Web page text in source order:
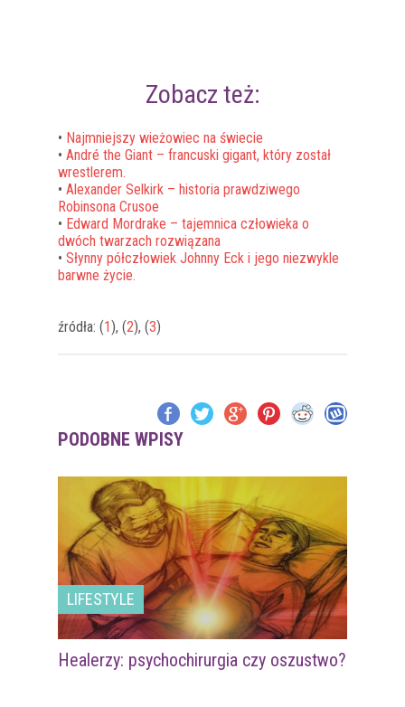
Zobacz też:
• Najmniejszy wieżowiec na świecie
• André the Giant – francuski gigant, który został
wrestlerem.
• Alexander Selkirk – historia prawdziwego
Robinsona Crusoe
• Edward Mordrake – tajemnica człowieka o
dwóch twarzach rozwiązana
• Słynny półczłowiek Johnny Eck i jego niezwykle
barwne życie.
źródła: (1), (2), (3)
PODOBNE WPISY
LIFESTYLE
Healerzy: psychochirurgia czy oszustwo?